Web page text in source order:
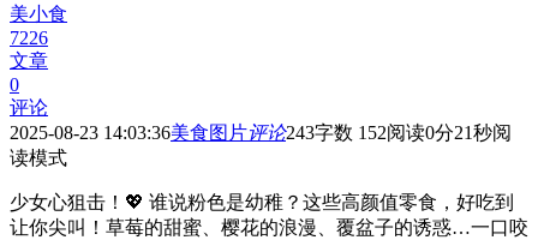
美小食
7226
文章
0
评论
2025-08-23 14:03:36美食图片评论243字数 152阅读0分21秒阅
读模式
少女心狙击！💖 谁说粉色是幼稚？这些高颜值零食，好吃到
让你尖叫！草莓的甜蜜、樱花的浪漫、覆盆子的诱惑…一口咬